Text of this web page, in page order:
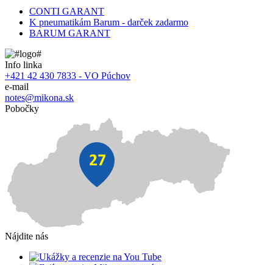
CONTI GARANT
K pneumatikám Barum - darček zadarmo
BARUM GARANT
Info linka
+421 42 430 7833 - VO Púchov
e-mail
notes@mikona.sk
Pobočky
Nájdite nás